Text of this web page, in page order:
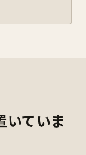
いていま